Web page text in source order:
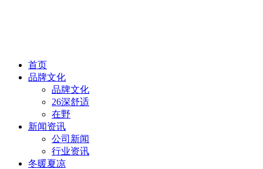
首页
品牌文化
品牌文化
26深舒适
在野
新闻资讯
公司新闻
行业资讯
冬暖夏凉